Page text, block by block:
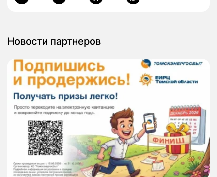
Новости партнеров